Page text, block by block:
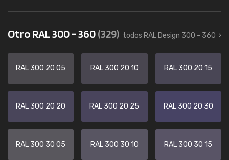
Otro RAL 300 - 360(329) todos RAL Design 300 - 360
RAL 300 20 05 RAL 300 20 10 RAL 300 20 15
RAL 300 20 20 RAL 300 20 25 RAL 300 20 30
RAL 300 30 05 RAL 300 30 10 RAL 300 30 15